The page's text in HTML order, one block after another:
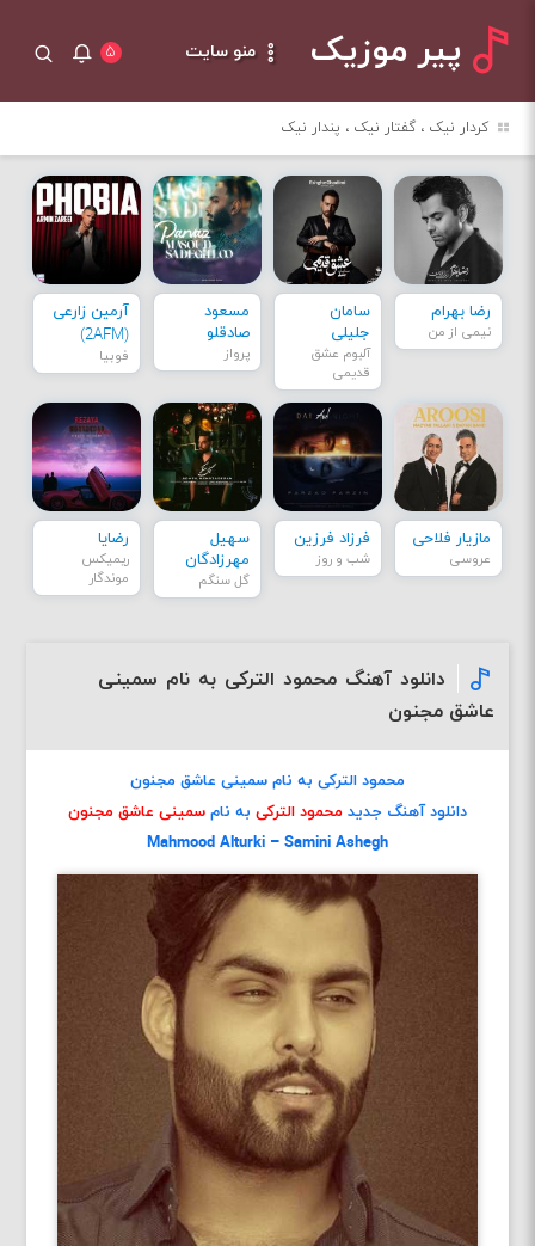
پیر موزیک منو سایت ۵
کردار نیک ، گفتار نیک ، پندار نیک
رضا بهرام
نیمی از من
سامان
جلیلی
آلبوم عشق
قدیمی
مسعود
صادقلو
پرواز
آرمین زارعی
(2AFM)
فوبیا
مازیار فلاحی
عروسی
فرزاد فرزین
شب و روز
سهیل
مهرزادگان
گل سنگم
رضایا
ریمیکس
موندگار
دانلود آهنگ محمود الترکی به نام سمینی
عاشق مجنون
محمود الترکی به نام سمینی عاشق مجنون
دانلود آهنگ جدید محمود الترکی به نام سمینی عاشق مجنون
Mahmood Alturki – Samini Ashegh